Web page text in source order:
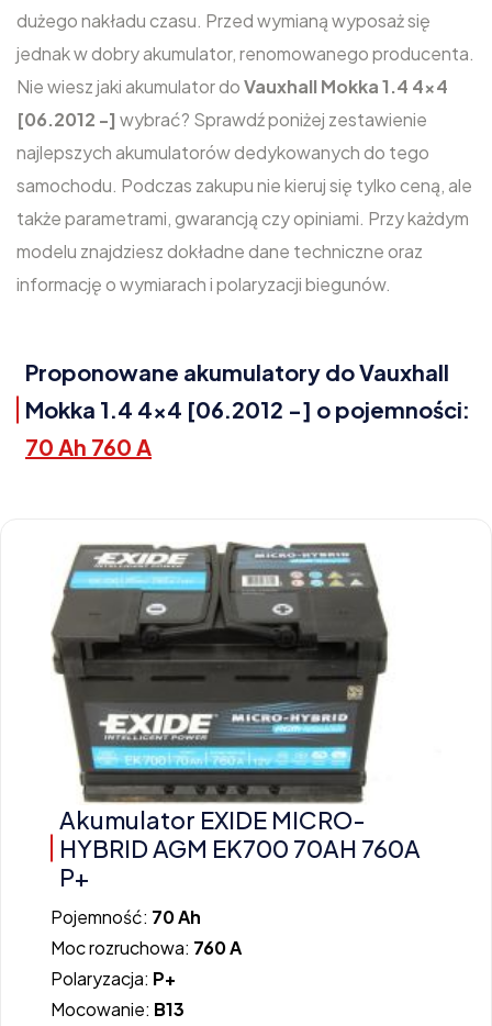
dużego nakładu czasu. Przed wymianą wyposaż się
jednak w dobry akumulator, renomowanego producenta.
Nie wiesz jaki akumulator doVauxhall Mokka 1.4 4x4
[06.2012 -] wybrać? Sprawdź poniżej zestawienie
najlepszych akumulatorów dedykowanych do tego
samochodu. Podczas zakupu nie kieruj się tylko ceną, ale
także parametrami, gwarancją czy opiniami. Przy każdym
modelu znajdziesz dokładne dane techniczne oraz
informację o wymiarach i polaryzacji biegunów.
Proponowane akumulatory do Vauxhall
Mokka 1.4 4x4 [06.2012 -] o pojemności:
70 Ah 760 A
Akumulator EXIDE MICRO-
HYBRID AGM EK700 70AH 760A
P+
Pojemność: 70 Ah
Moc rozruchowa: 760 A
Polaryzacja: P+
Mocowanie: B13